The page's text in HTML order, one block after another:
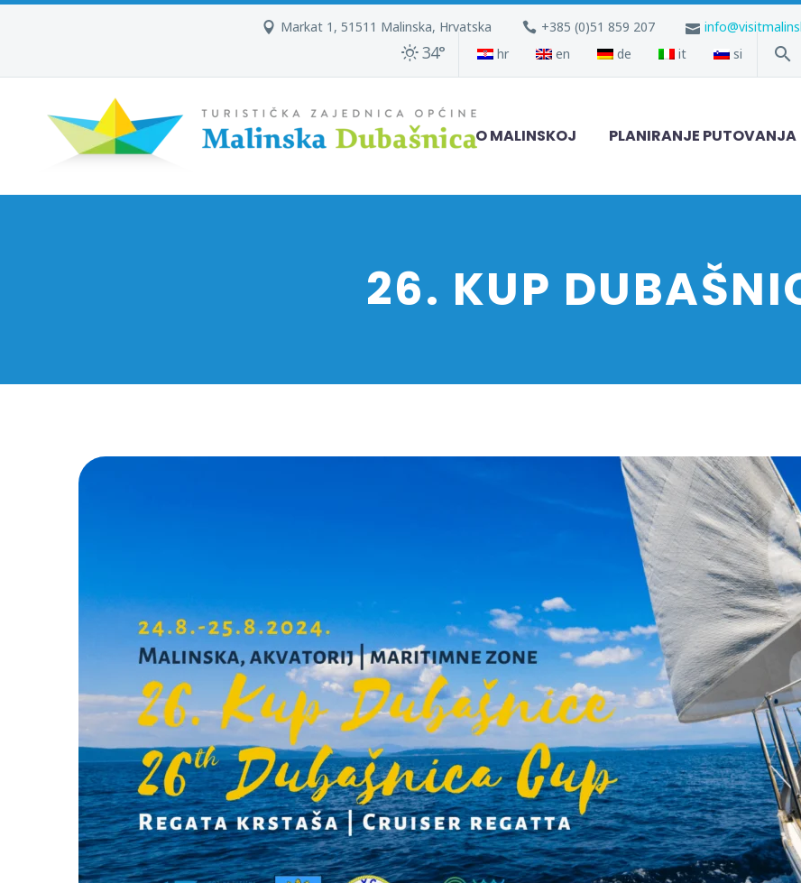
Markat 1, 51511 Malinska, Hrvatska +385 (0)51 859 207
34° hr en de it si
O MALINSKOJ PLANIRANJE PUTOVANJA
26. KUP